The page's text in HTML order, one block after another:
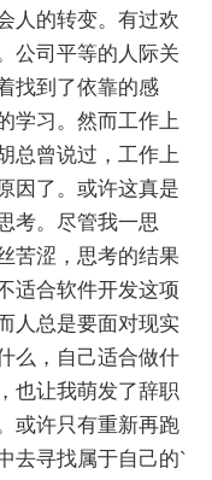
人的转变。有过欢
公司平等的人际关
找到了依靠的感
学习。然而工作上
总曾说过，工作上
因了。或许这真是
考。尽管我一思
苦涩，思考的结果
适合软件开发这项
人总是要面对现实
么，自己适合做什
也让我萌发了辞职
或许只有重新再跑
去寻找属于自己的`